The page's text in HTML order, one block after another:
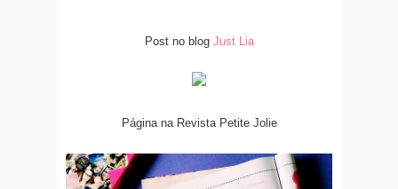
Post no blog Just Lia
Página na Revista Petite Jolie